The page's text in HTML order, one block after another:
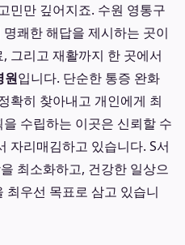
민만 깊어지죠. 수원 영통구
쾌한 해답을 제시하는 곳이
그리고 재활까지 한 곳에서
원입니다. 단순한 통증 완화
확히 찾아내고 개인에게 최
수립하는 이곳은 신뢰할 수
자리매김하고 있습니다. S서
최소화하고, 건강한 일상으
최우선 목표로 삼고 있습니